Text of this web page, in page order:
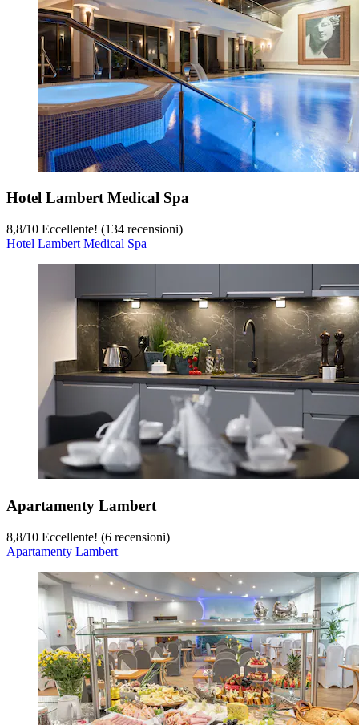
Hotel Lambert Medical Spa
8,8/10 Eccellente! (134 recensioni)
Hotel Lambert Medical Spa
Apartamenty Lambert
8,8/10 Eccellente! (6 recensioni)
Apartamenty Lambert